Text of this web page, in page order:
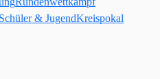
Schüler & JugendKreispokal